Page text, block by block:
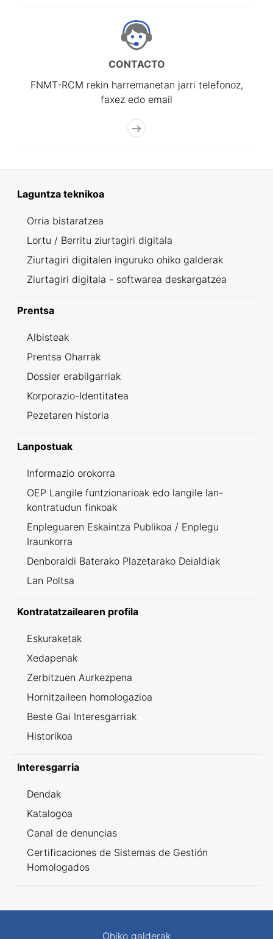
CONTACTO
FNMT-RCM rekin harremanetan jarri telefonoz,
faxez edo email
Laguntza teknikoa
Orria bistaratzea
Lortu / Berritu ziurtagiri digitala
Ziurtagiri digitalen inguruko ohiko galderak
Ziurtagiri digitala - softwarea deskargatzea
Prentsa
Albisteak
Prentsa Oharrak
Dossier erabilgarriak
Korporazio-Identitatea
Pezetaren historia
Lanpostuak
Informazio orokorra
OEP Langile funtzionarioak edo langile lan-
kontratudun finkoak
Enpleguaren Eskaintza Publikoa / Enplegu
Iraunkorra
Denboraldi Baterako Plazetarako Deialdiak
Lan Poltsa
Kontratatzailearen profila
Eskuraketak
Xedapenak
Zerbitzuen Aurkezpena
Hornitzaileen homologazioa
Beste Gai Interesgarriak
Historikoa
Interesgarria
Dendak
Katalogoa
Canal de denuncias
Certificaciones de Sistemas de Gestión
Homologados
Ohiko galderak